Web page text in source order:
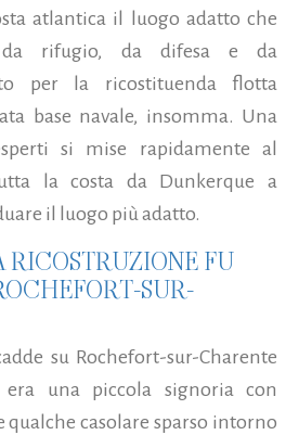
atlantica il luogo adatto che
da rifugio, da difesa e da
per la ricostituenda flotta
base navale, insomma. Una
si mise rapidamente al
la costa da Dunkerque a
il luogo più adatto.
RICOSTRUZIONE FU
SUR-
su Rochefort-sur-Charente
era una piccola signoria con
qualche casolare sparso intorno